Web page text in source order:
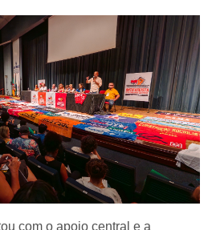
com o apoio central e a